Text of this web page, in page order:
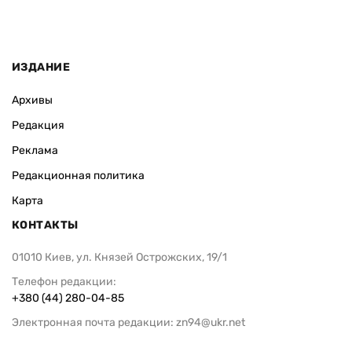
ИЗДАНИЕ
Архивы
Редакция
Реклама
Редакционная политика
Карта
КОНТАКТЫ
01010 Киев, ул. Князей Острожских, 19/1
Телефон редакции:
+380 (44) 280-04-85
Электронная почта редакции: zn94@ukr.net